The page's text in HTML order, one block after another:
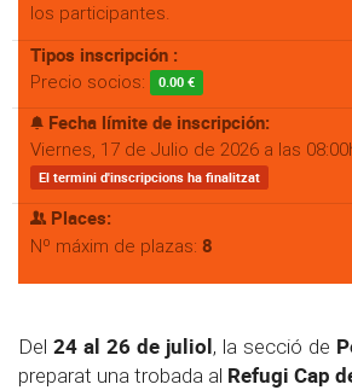
los participantes.
Tipos inscripción :
Precio socios: 0.00 €
Fecha límite de inscripción:
Viernes, 17 de Julio de 2026 a las
El termini d'inscripcions ha finalitzat
Places:
Nº máxim de plazas: 8
Del 24 al 26 de juliol, la secció de
preparat una trobada al Refugi Cap